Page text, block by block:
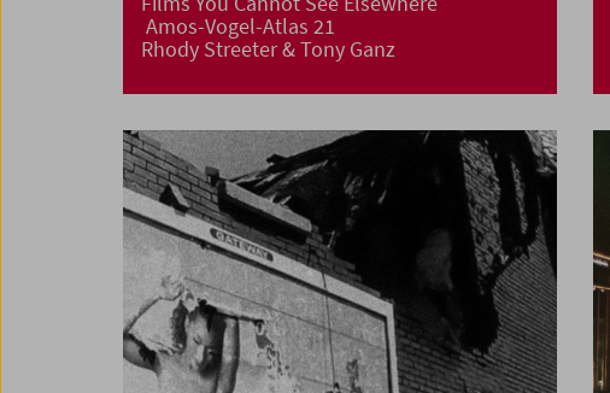
Amos-Vogel-Atlas 21
Rhody Streeter & Tony Ganz